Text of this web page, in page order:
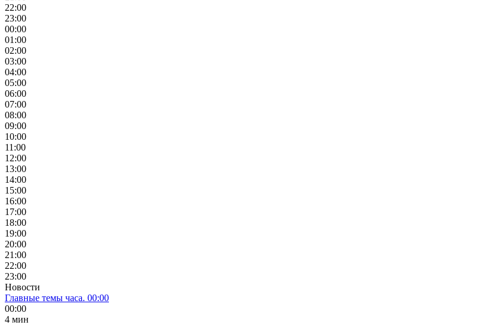
22:00
23:00
00:00
01:00
02:00
03:00
04:00
05:00
06:00
07:00
08:00
09:00
10:00
11:00
12:00
13:00
14:00
15:00
16:00
17:00
18:00
19:00
20:00
21:00
22:00
23:00
Новости
Главные темы часа. 00:00
00:00
4 мин